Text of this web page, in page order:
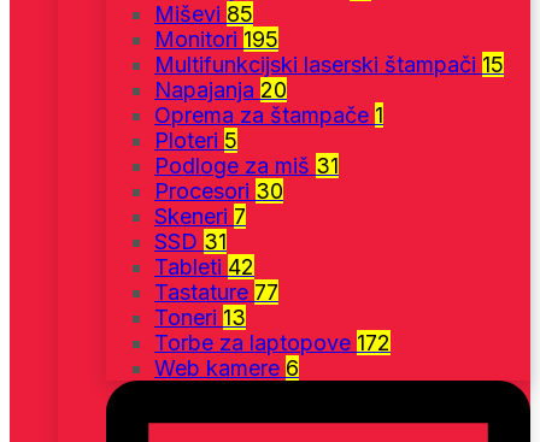
Miševi 85
Monitori 195
Multifunkcijski laserski štampači 15
Napajanja 20
Oprema za štampače 1
Ploteri 5
Podloge za miš 31
Procesori 30
Skeneri 7
SSD 31
Tableti 42
Tastature 77
Toneri 13
Torbe za laptopove 172
Web kamere 6